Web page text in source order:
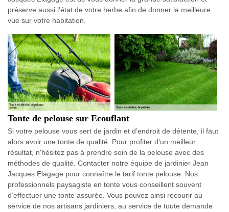
préserve aussi l'état de votre herbe afin de donner la meilleure
vue sur votre habitation.
Tonte de pelouse sur Ecouflant
Si votre pelouse vous sert de jardin et d’endroit de détente, il faut
alors avoir une tonte de qualité. Pour profiter d'un meilleur
résultat, n'hésitez pas à prendre soin de la pelouse avec des
méthodes de qualité. Contacter notre équipe de jardinier Jean
Jacques Elagage pour connaître le tarif tonte pelouse. Nos
professionnels paysagiste en tonte vous conseillent souvent
d’effectuer une tonte assurée. Vous pouvez ainsi recourir au
service de nos artisans jardiniers, au service de toute demande